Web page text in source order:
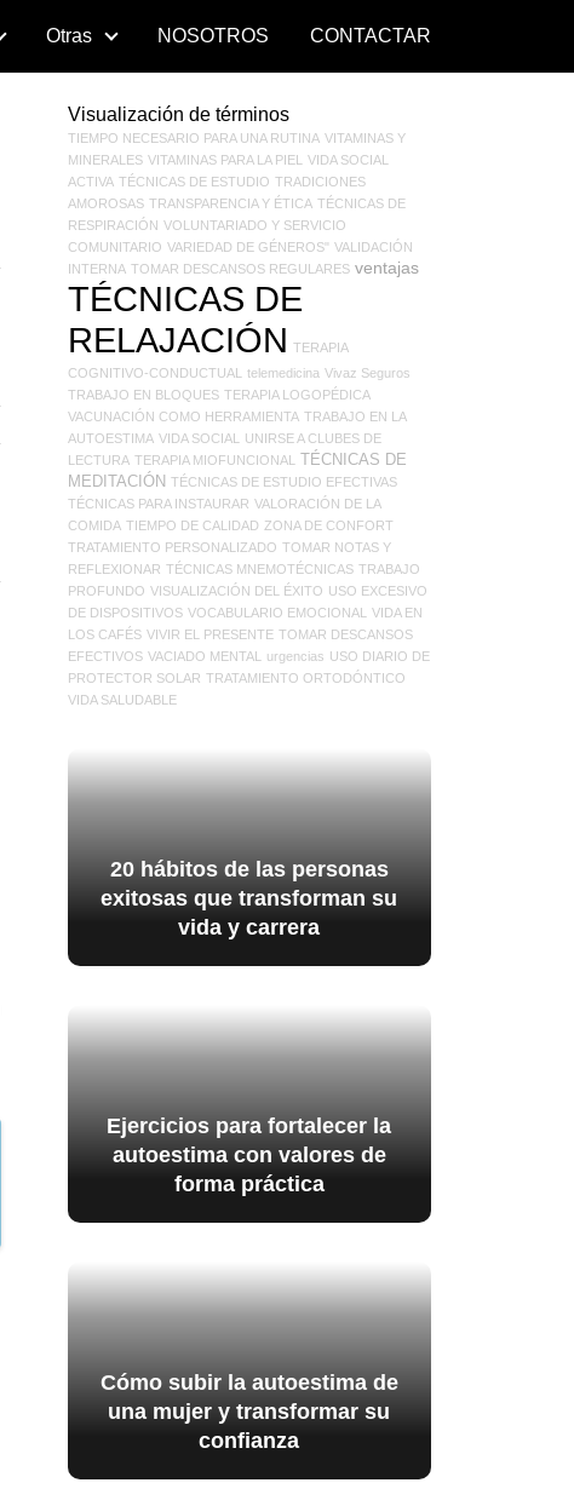
Otras NOSOTROS CONTACTAR
Visualización de términos
TIEMPO NECESARIO PARA UNA RUTINA VITAMINAS Y
MINERALES VITAMINAS PARA LA PIEL
VIDA SOCIAL
ACTIVA TÉCNICAS DE ESTUDIO TRADICIONES
AMOROSAS TRANSPARENCIA Y ÉTICA TÉCNICAS DE
RESPIRACIÓN VOLUNTARIADO Y SERVICIO
COMUNITARIO VARIEDAD DE GÉNEROS" VALIDACIÓN
INTERNA TOMAR DESCANSOS REGULARES ventajas
TÉCNICAS DE
RELAJACIÓN TERAPIA
COGNITIVO-CONDUCTUAL
telemedicina Vivaz Seguros
TRABAJO EN BLOQUES TERAPIA LOGOPÉDICA
VACUNACIÓN COMO HERRAMIENTA TRABAJO EN LA
AUTOESTIMA VIDA SOCIAL
UNIRSE A CLUBES DE
LECTURA TERAPIA MIOFUNCIONAL
TÉCNICAS DE
MEDITACIÓN TÉCNICAS DE ESTUDIO EFECTIVAS
TÉCNICAS PARA INSTAURAR VALORACIÓN DE LA
COMIDA TIEMPO DE CALIDAD ZONA DE CONFORT
TRATAMIENTO PERSONALIZADO TOMAR NOTAS Y
REFLEXIONAR TÉCNICAS MNEMOTÉCNICAS TRABAJO
PROFUNDO VISUALIZACIÓN DEL ÉXITO USO EXCESIVO
DE DISPOSITIVOS VOCABULARIO EMOCIONAL
VIDA EN
LOS CAFÉS VIVIR EL PRESENTE TOMAR DESCANSOS
EFECTIVOS VACIADO MENTAL urgencias USO DIARIO DE
PROTECTOR SOLAR TRATAMIENTO ORTODÓNTICO
VIDA SALUDABLE
20 hábitos de las personas
exitosas que transforman su
vida y carrera
Ejercicios para fortalecer la
autoestima con valores de
forma práctica
Cómo subir la autoestima de
una mujer y transformar su
confianza